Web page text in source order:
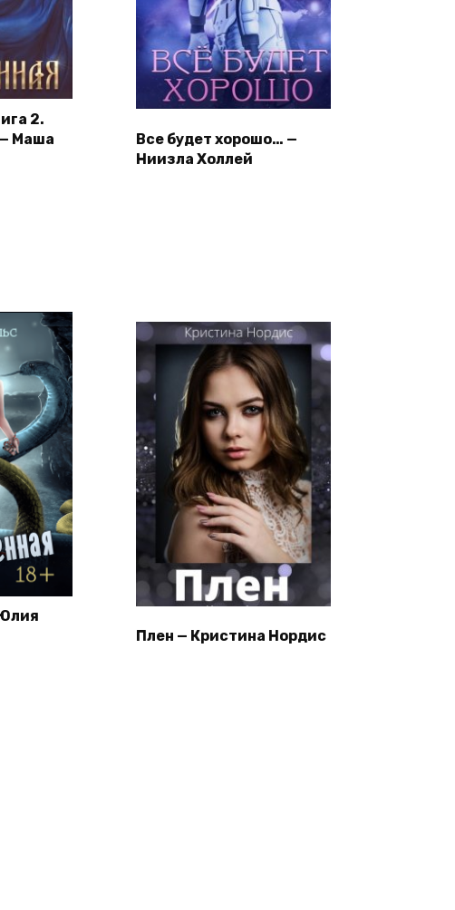
2.
Маша
Все будет хорошо… —
Ниизла Холлей
Плен — Кристина Нордис